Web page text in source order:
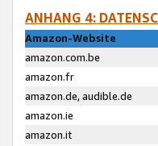
ANHANG 4:
Amazon-Website
amazon.com.be
amazon.fr
amazon.de, audible.de
amazon.ie
amazon.it